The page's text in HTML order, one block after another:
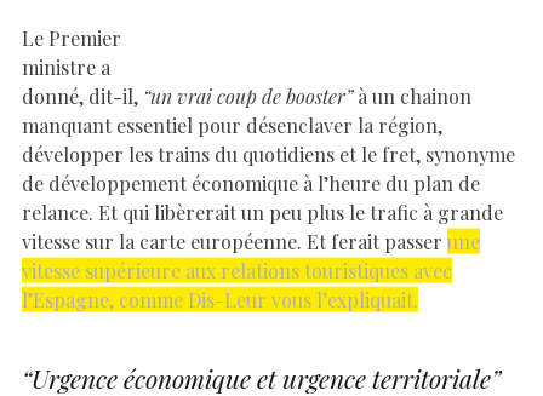
Le Premier
ministre a
donné, dit-il, “un vrai coup de booster”à un chainon
manquant essentiel pour désenclaver la région,
développer les trains du quotidiens et le fret, synonyme
de développement économique à l’heure du plan de
relance. Et qui libèrerait un peu plus le trafic à grande
vitesse sur la carte européenne. Et ferait passer une
vitesse supérieure aux relations touristiques avec
l’Espagne, comme Dis-Leur vous l’expliquait.
“Urgence économique et urgence territoriale”